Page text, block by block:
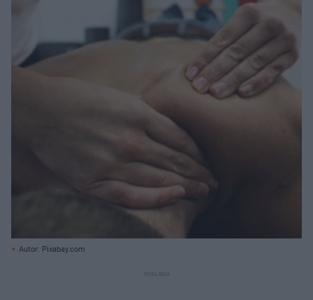
Autor: Pixabay.com